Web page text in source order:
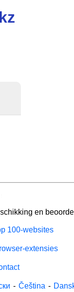
en
100-websites
extensies
- Čeština -